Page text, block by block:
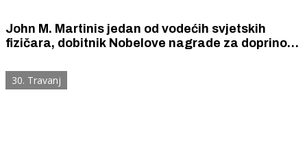
John M. Martinis jedan od vodećih svjetskih
fizičara, dobitnik Nobelove nagrade za doprinos
park Krka
30. Travanj